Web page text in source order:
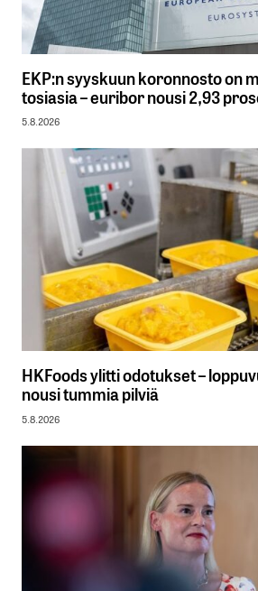
EKP:n syyskuun koronnosto on
tosiasia – euribor nousi 2,93
5.8.2026
HKFoods ylitti odotukset –
nousi tummia pilviä
5.8.2026